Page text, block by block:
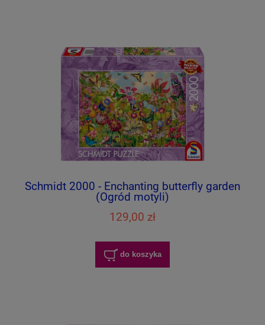
Schmidt 2000 - Enchanting butterfly garden
(Ogród motyli)
129,00 zł
do koszyka